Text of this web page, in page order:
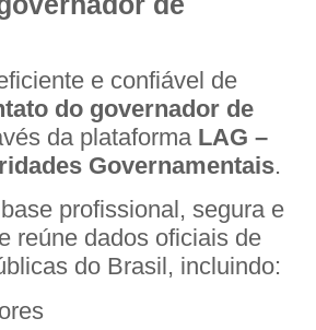
e confiável de
do governador de
da plataforma LAG –
Governamentais.
profissional, segura e
reúne dados oficiais de
do Brasil, incluindo: